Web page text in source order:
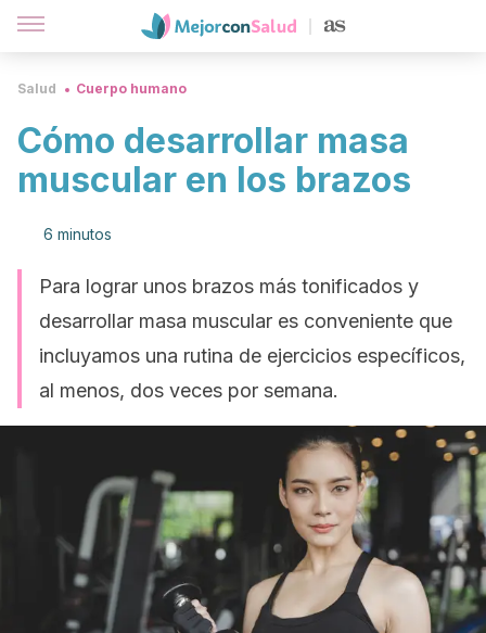
Salud Cuerpo humano
Cómo desarrollar masa
muscular en los brazos
6 minutos
Para lograr unos brazos más tonificados y
desarrollar masa muscular es conveniente que
incluyamos una rutina de ejercicios específicos,
al menos, dos veces por semana.